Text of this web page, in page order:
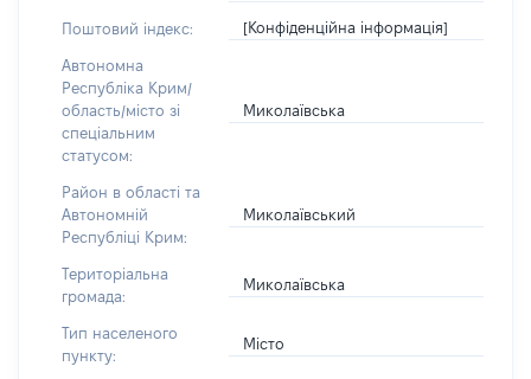
Поштовий індекс: [Конфіденційна інформація]
Автономна
Республіка Крим/
область/місто зі
спеціальним
статусом:
Миколаївська
Район в області та
Автономній
Республіці Крим:
Миколаївський
Територіальна
громада:
Миколаївська
Тип населеного
пункту:
Місто